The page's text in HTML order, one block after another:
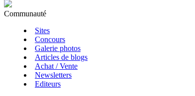
Communauté
Sites
Concours
Galerie photos
Articles de blogs
Achat / Vente
Newsletters
Editeurs